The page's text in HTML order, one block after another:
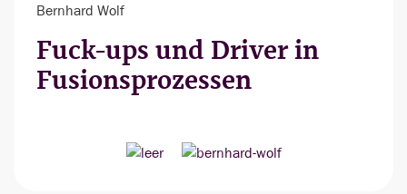
Bernhard Wolf
Fuck-ups und Driver in
Fusionsprozessen